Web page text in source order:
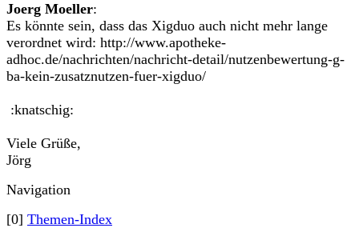
Joerg Moeller:
Es könnte sein, dass das Xigduo auch nicht mehr lange
verordnet wird: http://www.apotheke-
adhoc.de/nachrichten/nachricht-detail/nutzenbewertung-g-
ba-kein-zusatznutzen-fuer-xigduo/
:knatschig:
Viele Grüße,
Jörg
Navigation
[0] Themen-Index